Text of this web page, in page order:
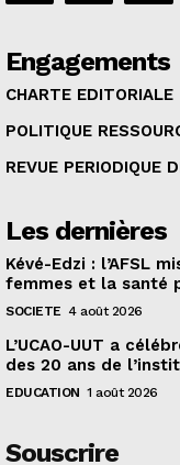
Engagements
CHARTE EDITORIALE
POLITIQUE
REVUE PERIODIQUE
Les dernières
Kévé-Edzi : l’AFSL
femmes et la santé
SOCIETE 4 août 2026
L’UCAO-UUT a
des 20 ans de
EDUCATION 1 août 2026
Souscrire